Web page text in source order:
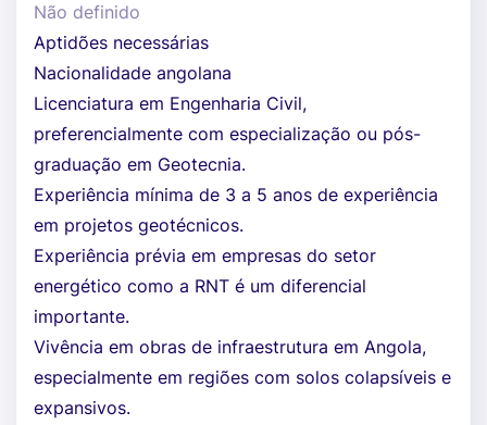
Não definido
Aptidões necessárias
Nacionalidade angolana
Licenciatura em Engenharia Civil,
preferencialmente com especialização ou pós-
graduação em Geotecnia.
Experiência mínima de 3 a 5 anos de experiência
em projetos geotécnicos.
Experiência prévia em empresas do setor
energético como a RNT é um diferencial
importante.
Vivência em obras de infraestrutura em Angola,
especialmente em regiões com solos colapsíveis e
expansivos.